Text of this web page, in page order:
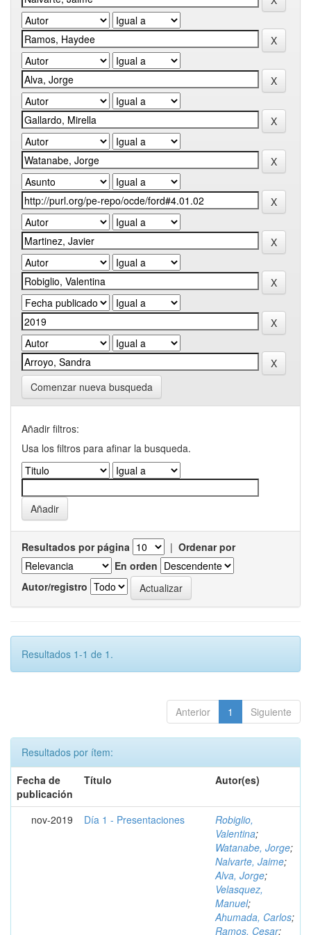
Comenzar nueva busqueda
Añadir filtros:
Usa los filtros para afinar la busqueda.
Resultados por página | Ordenar por
En orden
Autor/registro
Resultados 1-1 de 1.
Anterior 1 Siguiente
Resultados por ítem:
Fecha de
publicación
Título Autor(es)
nov-2019 Día 1 - Presentaciones
Robiglio,
Valentina;
Watanabe, Jorge;
Nalvarte, Jaime;
Alva, Jorge;
Velasquez,
Manuel;
Ahumada, Carlos;
Ramos, Cesar;